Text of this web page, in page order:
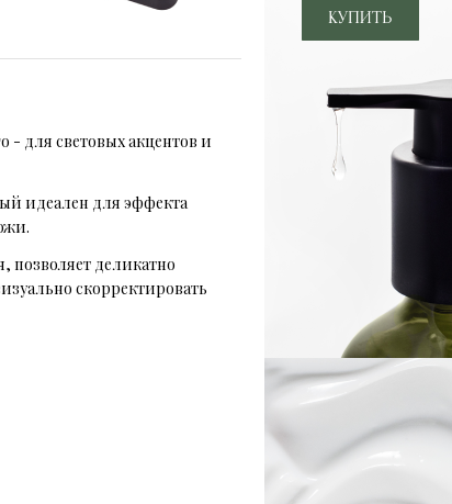
- для световых акцентов и
идеален для эффекта
позволяет деликатно
скорректировать